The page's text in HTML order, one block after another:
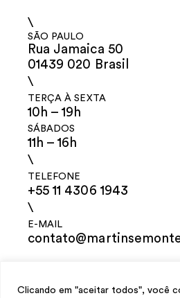
Clicando em "aceitar todos", você
\
SÃO PAULO
Rua Jamaica 50
01439 020 Brasil
\
TERÇA À SEXTA
10h – 19h
SÁBADOS
11h – 16h
\
TELEFONE
+55 11 4306 1943
\
E-MAIL